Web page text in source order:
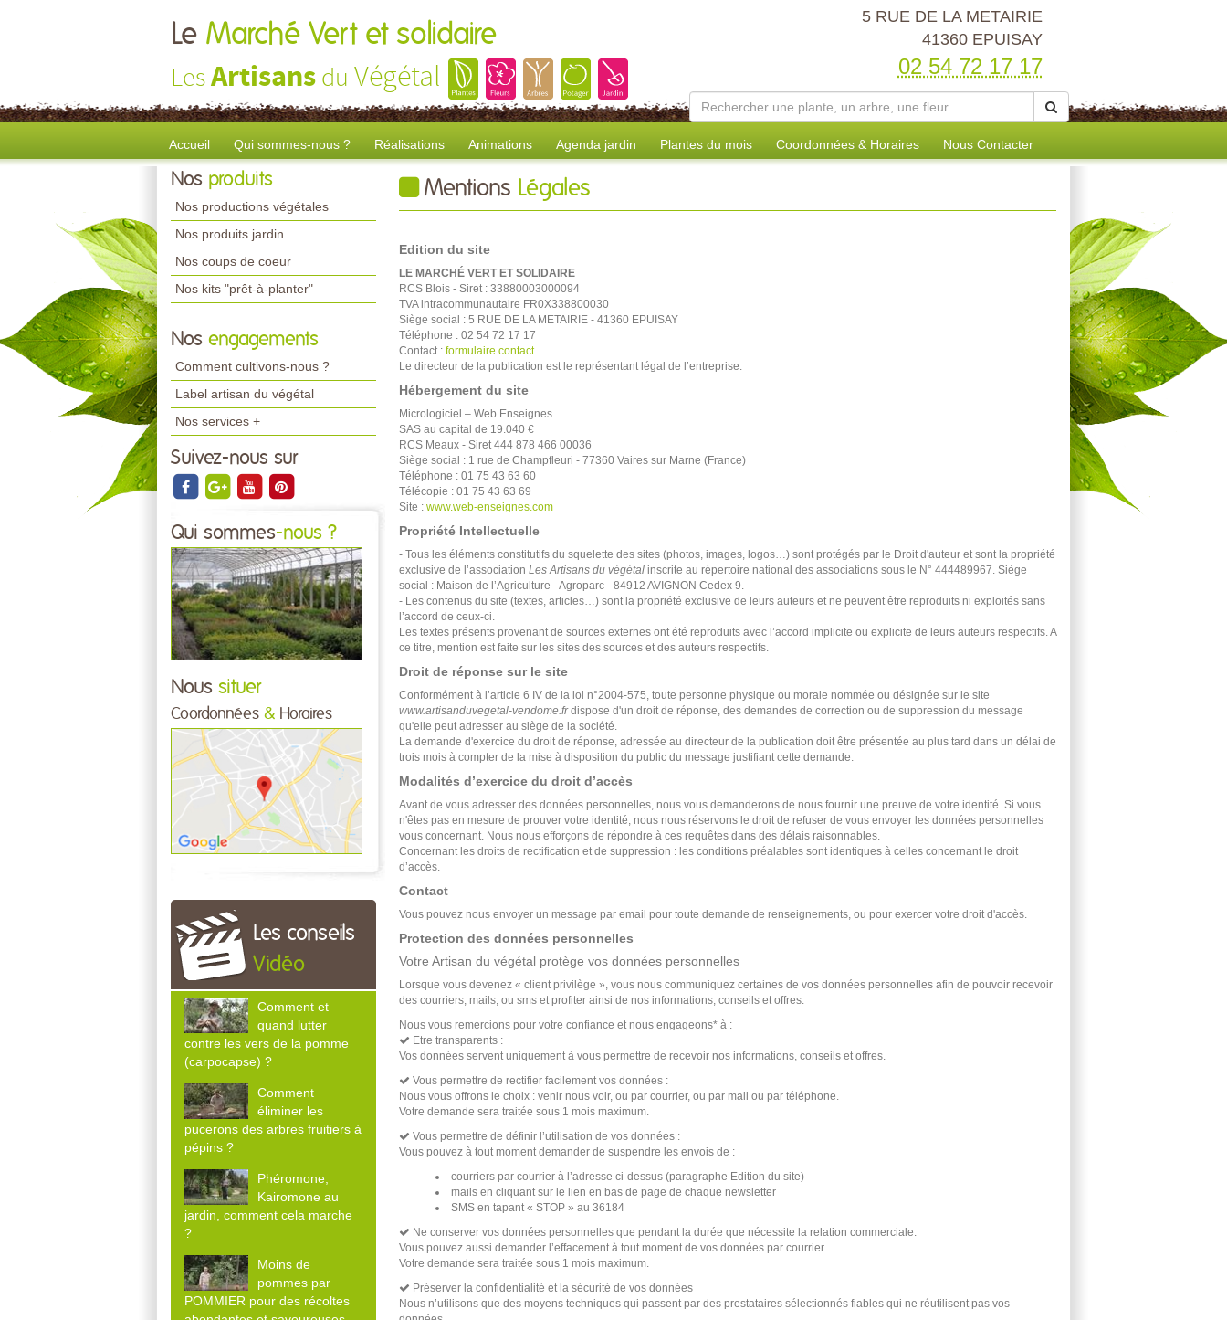
Le Marché Vert et solidaire
LesArtisans du Végétal
5 RUE DE LA METAIRIE
41360 EPUISAY
02 54 72 17 17
Accueil Qui sommes-nous ? Réalisations Animations Agenda jardin Plantes du mois Coordonnées & Horaires Nous Contacter
Nos produits
Nos productions végétales
Nos produits jardin
Nos coups de coeur
Nos kits "prêt-à-planter"
Nos engagements
Comment cultivons-nous ?
Label artisan du végétal
Nos services +
Suivez-nous sur
Qui sommes-nous ?
Nous situer
Coordonnées & Horaires
Les conseils
Vidéo
Comment et
quand lutter
contre les vers de la pomme
(carpocapse) ?
Comment
éliminer les
pucerons des arbres fruitiers à
pépins ?
Phéromone,
Kairomone au
jardin, comment cela marche
?
Moins de
pommes par
POMMIER pour des récoltes
Mentions Légales
Edition du site
LE MARCHÉ VERT ET SOLIDAIRE
RCS Blois - Siret : 33880003000094
TVA intracommunautaire FR0X338800030
Siège social : 5 RUE DE LA METAIRIE - 41360 EPUISAY
Téléphone : 02 54 72 17 17
Contact : formulaire contact
Le directeur de la publication est le représentant légal de l’entreprise.
Hébergement du site
Micrologiciel – Web Enseignes
SAS au capital de 19.040 €
RCS Meaux - Siret 444 878 466 00036
Siège social : 1 rue de Champfleuri - 77360 Vaires sur Marne (France)
Téléphone : 01 75 43 63 60
Télécopie : 01 75 43 63 69
Site : www.web-enseignes.com
Propriété Intellectuelle
- Tous les éléments constitutifs du squelette des sites (photos, images, logos…) sont protégés par le Droit d'auteur et sont la propriété
exclusive de l’association Les Artisans du végétal inscrite au répertoire national des associations sous le N° 444489967. Siège
social : Maison de l’Agriculture - Agroparc - 84912 AVIGNON Cedex 9.
- Les contenus du site (textes, articles…) sont la propriété exclusive de leurs auteurs et ne peuvent être reproduits ni exploités sans
l’accord de ceux-ci.
Les textes présents provenant de sources externes ont été reproduits avec l’accord implicite ou explicite de leurs auteurs respectifs. A
ce titre, mention est faite sur les sites des sources et des auteurs respectifs.
Droit de réponse sur le site
Conformément à l’article 6 IV de la loi n°2004-575, toute personne physique ou morale nommée ou désignée sur le site
www.artisanduvegetal-vendome.frdispose d'un droit de réponse, des demandes de correction ou de suppression du message
qu'elle peut adresser au siège de la société.
La demande d'exercice du droit de réponse, adressée au directeur de la publication doit être présentée au plus tard dans un délai de
trois mois à compter de la mise à disposition du public du message justifiant cette demande.
Modalités d’exercice du droit d’accès
Avant de vous adresser des données personnelles, nous vous demanderons de nous fournir une preuve de votre identité. Si vous
n'êtes pas en mesure de prouver votre identité, nous nous réservons le droit de refuser de vous envoyer les données personnelles
vous concernant. Nous nous efforçons de répondre à ces requêtes dans des délais raisonnables.
Concernant les droits de rectification et de suppression : les conditions préalables sont identiques à celles concernant le droit
d’accès.
Contact
Vous pouvez nous envoyer un message par email pour toute demande de renseignements, ou pour exercer votre droit d'accès.
Protection des données personnelles
Votre Artisan du végétal protège vos données personnelles
Lorsque vous devenez « client privilège », vous nous communiquez certaines de vos données personnelles afin de pouvoir recevoir
des courriers, mails, ou sms et profiter ainsi de nos informations, conseils et offres.
Nous vous remercions pour votre confiance et nous engageons* à :
Etre transparents :
Vos données servent uniquement à vous permettre de recevoir nos informations, conseils et offres.
Vous permettre de rectifier facilement vos données :
Nous vous offrons le choix : venir nous voir, ou par courrier, ou par mail ou par téléphone.
Votre demande sera traitée sous 1 mois maximum.
Vous permettre de définir l’utilisation de vos données :
Vous pouvez à tout moment demander de suspendre les envois de :
courriers par courrier à l’adresse ci-dessus (paragraphe Edition du site)
mails en cliquant sur le lien en bas de page de chaque newsletter
SMS en tapant « STOP » au 36184
Ne conserver vos données personnelles que pendant la durée que nécessite la relation commerciale.
Vous pouvez aussi demander l’effacement à tout moment de vos données par courrier.
Votre demande sera traitée sous 1 mois maximum.
Préserver la confidentialité et la sécurité de vos données
Nous n’utilisons que des moyens techniques qui passent par des prestataires sélectionnés fiables qui ne réutilisent pas vos